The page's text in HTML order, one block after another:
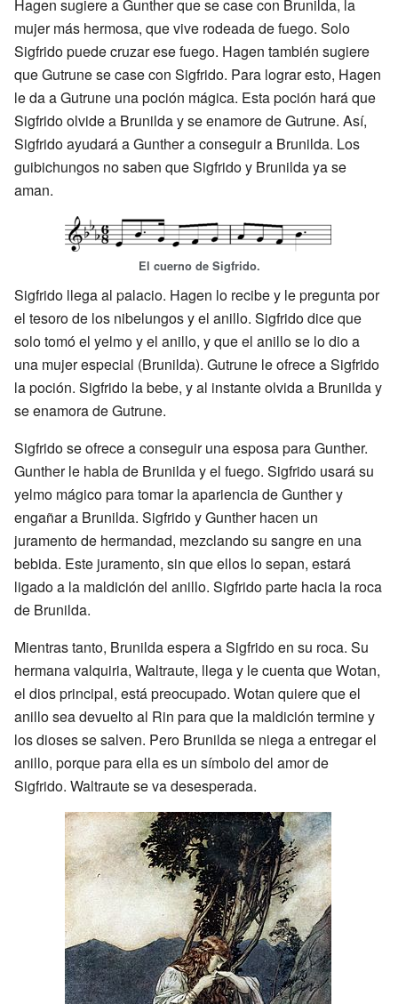
Hagen sugiere a Gunther que se case con Brunilda, la
mujer más hermosa, que vive rodeada de fuego. Solo
Sigfrido puede cruzar ese fuego. Hagen también sugiere
que Gutrune se case con Sigfrido. Para lograr esto, Hagen
le da a Gutrune una poción mágica. Esta poción hará que
Sigfrido olvide a Brunilda y se enamore de Gutrune. Así,
Sigfrido ayudará a Gunther a conseguir a Brunilda. Los
guibichungos no saben que Sigfrido y Brunilda ya se
aman.
El cuerno de Sigfrido.
Sigfrido llega al palacio. Hagen lo recibe y le pregunta por
el tesoro de los nibelungos y el anillo. Sigfrido dice que
solo tomó el yelmo y el anillo, y que el anillo se lo dio a
una mujer especial (Brunilda). Gutrune le ofrece a Sigfrido
la poción. Sigfrido la bebe, y al instante olvida a Brunilda y
se enamora de Gutrune.
Sigfrido se ofrece a conseguir una esposa para Gunther.
Gunther le habla de Brunilda y el fuego. Sigfrido usará su
yelmo mágico para tomar la apariencia de Gunther y
engañar a Brunilda. Sigfrido y Gunther hacen un
juramento de hermandad, mezclando su sangre en una
bebida. Este juramento, sin que ellos lo sepan, estará
ligado a la maldición del anillo. Sigfrido parte hacia la roca
de Brunilda.
Mientras tanto, Brunilda espera a Sigfrido en su roca. Su
hermana valquiria, Waltraute, llega y le cuenta que Wotan,
el dios principal, está preocupado. Wotan quiere que el
anillo sea devuelto al Rin para que la maldición termine y
los dioses se salven. Pero Brunilda se niega a entregar el
anillo, porque para ella es un símbolo del amor de
Sigfrido. Waltraute se va desesperada.